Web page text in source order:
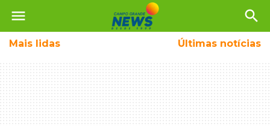
menu search
Mais lidas Últimas notícias